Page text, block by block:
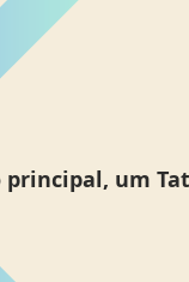
principal, um